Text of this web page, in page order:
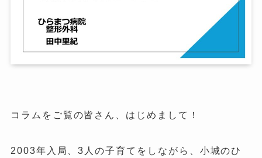
コラムをご覧の皆さん、はじめまして！
2003年入局、3人の子育てをしながら、小城のひ